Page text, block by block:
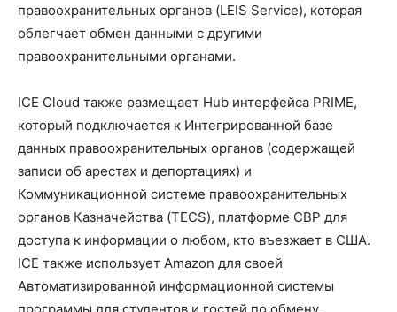
правоохранительных органов (LEIS Service), которая
облегчает обмен данными с другими
правоохранительными органами.
ICE Cloud также размещает Hub интерфейса PRIME,
который подключается к Интегрированной базе
данных правоохранительных органов (содержащей
записи об арестах и депортациях) и
Коммуникационной системе правоохранительных
органов Казначейства (TECS), платформе CBP для
доступа к информации о любом, кто въезжает в США.
ICE также использует Amazon для своей
Автоматизированной информационной системы